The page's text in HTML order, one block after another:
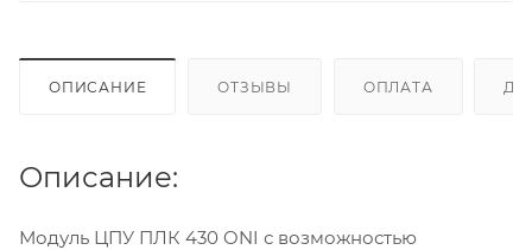
ОПИСАНИЕ ОТЗЫВЫ ОПЛАТА
Описание:
Модуль ЦПУ ПЛК 430 ONI с возможностью